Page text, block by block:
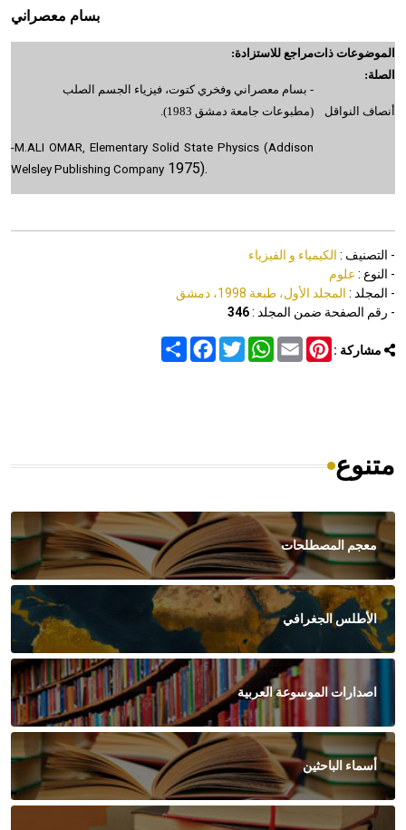
بسام معصراني
الموضوعات ذات
الصلة:
أنصاف النواقل
مراجع للاستزادة:
- بسام معصراني وفخري كتوت، فيزياء الجسم الصلب
(مطبوعات جامعة دمشق 1983).
-M.ALI OMAR, Elementary Solid State Physics (Addison
Welsley Publishing Company 1975).
- التصنيف : الكيمياء و الفيزياء
- النوع : علوم
- المجلد : المجلد الأول، طبعة 1998، دمشق
- رقم الصفحة ضمن المجلد :346
مشاركة : Share
FacebookTwitter
WhatsAppEmail
Pinterest
متنوع
معجم المصطلحات
الأطلس الجغرافي
اصدارات الموسوعة العربية
أسماء الباحثين